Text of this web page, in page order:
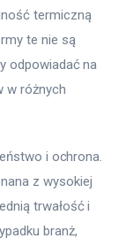
termiczną
te nie są
odpowiadać na
w różnych
i ochrona.
z wysokiej
trwałość i
branż,